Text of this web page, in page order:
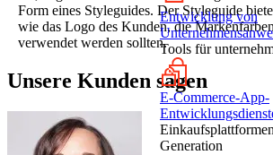
Form eines Styleguides. Der Styleguide
wie das Logo des Kunden, die
verwendet werden sollten.
Unsere Kunden sagen
Entwicklung von
Tools für
E-Commerce-App-
Generation